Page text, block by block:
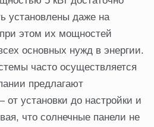
установлены даже на
этом их мощностей
основных нужд в энергии.
часто осуществляется
предлагают
установки до настройки и
что солнечные панели не